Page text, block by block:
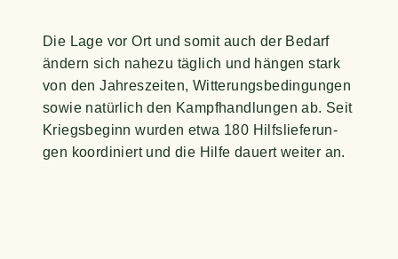
Die Lage vor Ort und somit auch der Bedarf
ändern sich nahe­zu täg­lich und hän­gen stark
von den Jah­res­zei­ten, Wit­te­rungs­be­din­gun­gen
sowie natür­lich den Kampf­hand­lun­gen ab. Seit
Kriegs­be­ginn wur­den etwa 180 Hilfs­lie­fe­run­
gen koor­di­niert und die Hil­fe dau­ert wei­ter an.